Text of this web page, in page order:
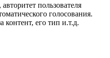
пользователя
голосования.
контент, его тип и.т.д.